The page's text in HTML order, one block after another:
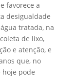
favorece a
desigualdade
tratada, na
de lixo,
e atenção, e
que, no
hoje pode